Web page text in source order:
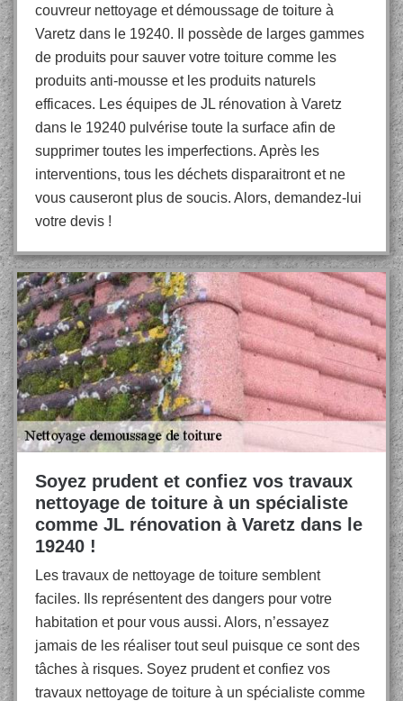
couvreur nettoyage et démoussage de toiture à
Varetz dans le 19240. Il possède de larges gammes
de produits pour sauver votre toiture comme les
produits anti-mousse et les produits naturels
efficaces. Les équipes de JL rénovation à Varetz
dans le 19240 pulvérise toute la surface afin de
supprimer toutes les imperfections. Après les
interventions, tous les déchets disparaitront et ne
vous causeront plus de soucis. Alors, demandez-lui
votre devis !
Soyez prudent et confiez vos travaux
nettoyage de toiture à un spécialiste
comme JL rénovation à Varetz dans le
19240 !
Les travaux de nettoyage de toiture semblent
faciles. Ils représentent des dangers pour votre
habitation et pour vous aussi. Alors, n’essayez
jamais de les réaliser tout seul puisque ce sont des
tâches à risques. Soyez prudent et confiez vos
travaux nettoyage de toiture à un spécialiste comme